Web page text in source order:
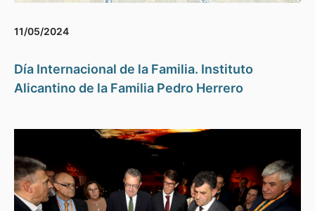
11/05/2024
Día Internacional de la Familia. Instituto
Alicantino de la Familia Pedro Herrero